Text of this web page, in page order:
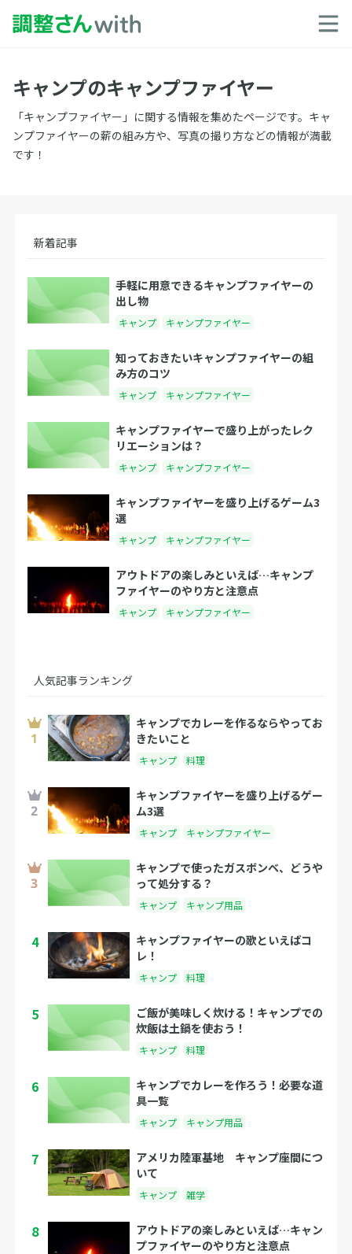
キャンプのキャンプファイヤー
「キャンプファイヤー」に関する情報を集めたページです。キャ
ンプファイヤーの薪の組み方や、写真の撮り方などの情報が満載
です！
新着記事
手軽に用意できるキャンプファイヤーの
出し物
キャンプ キャンプファイヤー
知っておきたいキャンプファイヤーの組
み方のコツ
キャンプ キャンプファイヤー
キャンプファイヤーで盛り上がったレク
リエーションは？
キャンプ キャンプファイヤー
キャンプファイヤーを盛り上げるゲーム3
選
キャンプ キャンプファイヤー
アウトドアの楽しみといえば…キャンプ
ファイヤーのやり方と注意点
キャンプ キャンプファイヤー
人気記事ランキング
キャンプでカレーを作るならやってお
きたいこと
キャンプ 料理
キャンプファイヤーを盛り上げるゲー
ム3選
キャンプ キャンプファイヤー
キャンプで使ったガスボンベ、どうや
って処分する？
キャンプ キャンプ用品
4
キャンプファイヤーの歌といえばコ
レ！
キャンプ 料理
5
ご飯が美味しく炊ける！キャンプでの
炊飯は土鍋を使おう！
キャンプ 料理
6
キャンプでカレーを作ろう！必要な道
具一覧
キャンプ キャンプ用品
7
アメリカ陸軍基地 キャンプ座間につ
いて
キャンプ 雑学
8
アウトドアの楽しみといえば…キャン
プファイヤーのやり方と注意点